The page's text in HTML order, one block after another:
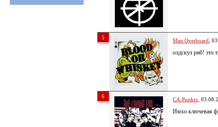
5 Man Overboard ,
олдскул рнб! это
6 CA-Punker ,
Имхо ключевая